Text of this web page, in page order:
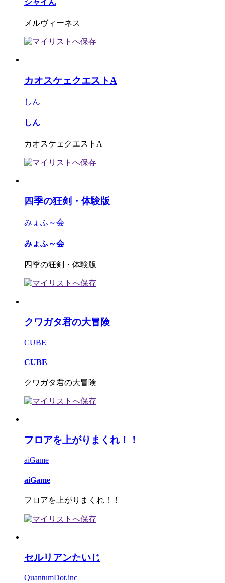
メルヴィーネス
カオスケェクエストA
しん
しん
カオスケェクエストA
四季の狂剣・体験版
みょふ～会
みょふ～会
四季の狂剣・体験版
クワガタ君の大冒険
CUBE
CUBE
クワガタ君の大冒険
フロアを上がりまくれ！！
aiGame
aiGame
フロアを上がりまくれ！！
セルリアンたいじ
QuantumDot.inc